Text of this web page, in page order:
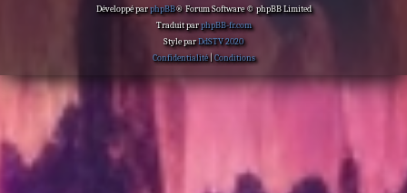
Développé parphpBB® Forum Software © phpBB Limited
Traduit parphpBB-fr.com
Style parDdSTV 2020
Confidentialité|Conditions